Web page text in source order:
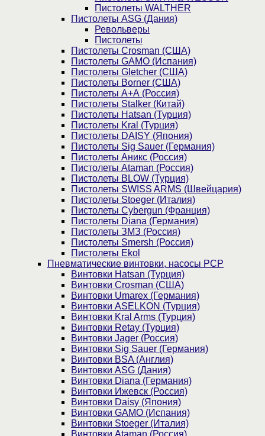
Пистолеты WALTHER
Пистолеты ASG (Дания)
Револьверы
Пистолеты
Пистолеты Crosman (США)
Пистолеты GAMO (Испания)
Пистолеты Gletcher (США)
Пистолеты Borner (США)
Пистолеты А+А (Россия)
Пистолеты Stalker (Китай)
Пистолеты Hatsan (Турция)
Пистолеты Kral (Турция)
Пистолеты DAISY (Япония)
Пистолеты Sig Sauer (Германия)
Пистолеты Аникс (Россия)
Пистолеты Ataman (Россия)
Пистолеты BLOW (Турция)
Пистолеты SWISS ARMS (Швейцария)
Пистолеты Stoeger (Италия)
Пистолеты Cybergun (Франция)
Пистолеты Diana (Германия)
Пистолеты ЗМЗ (Россия)
Пистолеты Smersh (Россия)
Пистолеты Ekol
Пневматические винтовки, насосы PCP
Винтовки Hatsan (Турция)
Винтовки Crosman (США)
Винтовки Umarex (Германия)
Винтовки ASELKON (Турция)
Винтовки Kral Arms (Турция)
Винтовки Retay (Турция)
Винтовки Jager (Россия)
Винтовки Sig Sauer (Германия)
Винтовки BSA (Англия)
Винтовки ASG (Дания)
Винтовки Diana (Германия)
Винтовки Ижевск (Россия)
Винтовки Daisy (Япония)
Винтовки GAMO (Испания)
Винтовки Stoeger (Италия)